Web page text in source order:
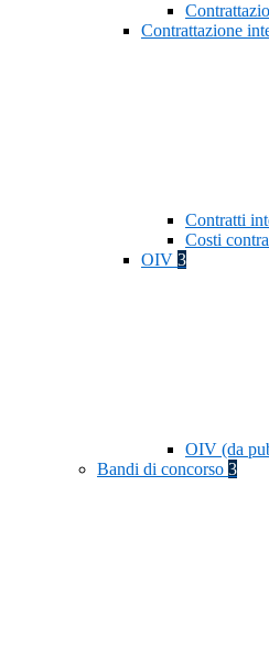
Contrattazione
Contratti
Costi
OIV 3
OIV (da
Bandi di concorso 3